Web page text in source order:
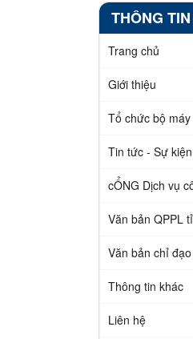
THÔNG
Trang chủ
Giới thiệu
Tổ chức bộ máy
Tin tức - Sự kiện
cỔNG Dịch vụ
Văn bản QPPL
Văn bản chỉ
Thông tin khác
Liên hệ